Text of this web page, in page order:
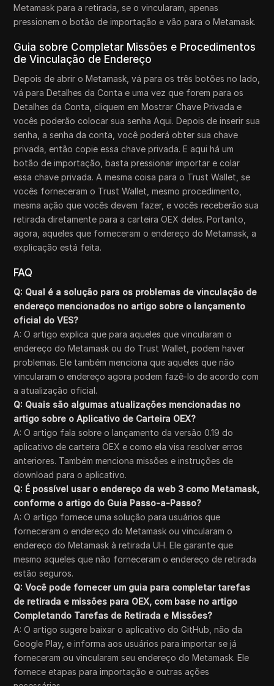
Metamask para a retirada, se o vincularam, apenas
pressionem o botão de importação e vão para o Metamask.
Guia sobre Completar Missões e Procedimentos
de Vinculação de Endereço
Depois de abrir o Metamask, vá para os três botões no lado,
vá para Detalhes da Conta e uma vez que forem para os
Detalhes da Conta, cliquem em Mostrar Chave Privada e
vocês poderão colocar sua senha Aqui. Depois de inserir sua
senha, a senha da conta, você poderá obter sua chave
privada, então copie essa chave privada. E aqui há um
botão de importação, basta pressionar importar e colar
essa chave privada. A mesma coisa para o Trust Wallet, se
vocês forneceram o Trust Wallet, mesmo procedimento,
mesma ação que vocês devem fazer, e vocês receberão sua
retirada diretamente para a carteira OEX deles. Portanto,
agora, aqueles que forneceram o endereço do Metamask, a
explicação está feita.
FAQ
Q: Qual é a solução para os problemas de vinculação de
endereço mencionados no artigo sobre o lançamento
oficial do VES?
A: O artigo explica que para aqueles que vincularam o
endereço do Metamask ou do Trust Wallet, podem haver
problemas. Ele também menciona que aqueles que não
vincularam o endereço agora podem fazê-lo de acordo com
a atualização oficial.
Q: Quais são algumas atualizações mencionadas no
artigo sobre o Aplicativo de Carteira OEX?
A: O artigo fala sobre o lançamento da versão 0.19 do
aplicativo de carteira OEX e como ela visa resolver erros
anteriores. Também menciona missões e instruções de
download para o aplicativo.
Q: É possível usar o endereço da web 3 como Metamask,
conforme o artigo do Guia Passo-a-Passo?
A: O artigo fornece uma solução para usuários que
forneceram o endereço do Metamask ou vincularam o
endereço do Metamask à retirada UH. Ele garante que
mesmo aqueles que não forneceram o endereço de retirada
estão seguros.
Q: Você pode fornecer um guia para completar tarefas
de retirada e missões para OEX, com base no artigo
Completando Tarefas de Retirada e Missões?
A: O artigo sugere baixar o aplicativo do GitHub, não da
Google Play, e informa aos usuários para importar se já
forneceram ou vincularam seu endereço do Metamask. Ele
fornece etapas para importação e outras ações